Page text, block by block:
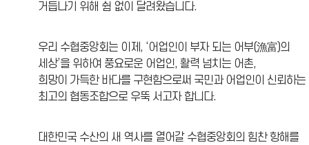
거듭나기 위해 쉼 없이 달려왔습니다.
우리 수협중앙회는 이제, ‘어업인이 부자 되는 어부(漁富)의
세상’을 위하여 풍요로운 어업인, 활력 넘치는 어촌,
희망이 가득한 바다를 구현함으로써 국민과 어업인이 신뢰하는
최고의 협동조합으로 우뚝 서고자 합니다.
대한민국 수산의 새 역사를 열어갈 수협중앙회의 힘찬 항해를